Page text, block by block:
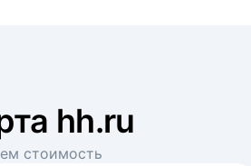
hh.ru
стоимость